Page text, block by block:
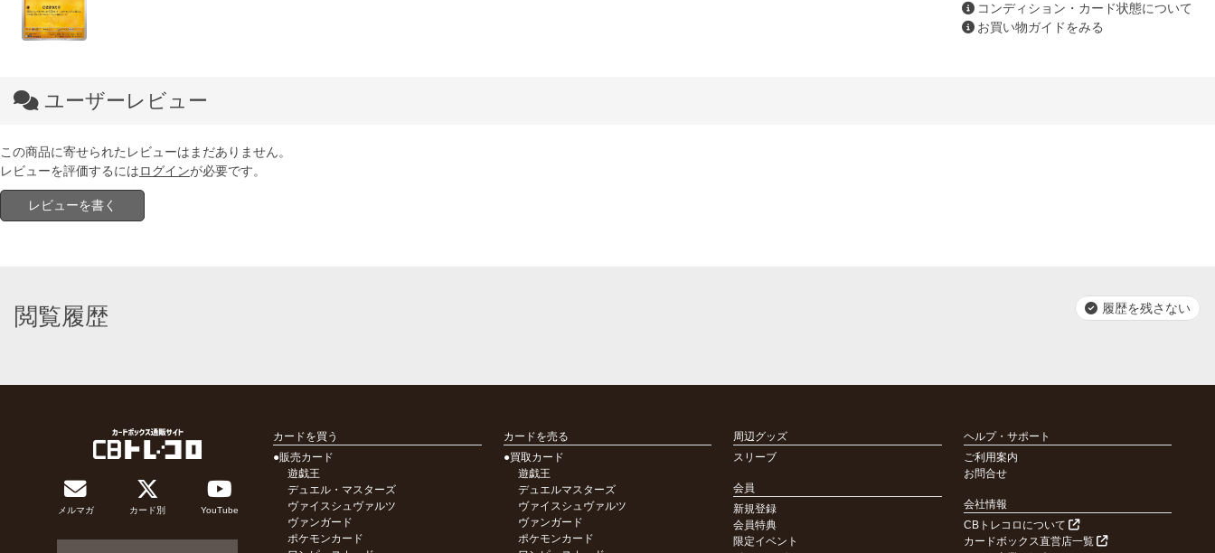
コンディション・カード状態について
お買い物ガイドをみる
ユーザーレビュー
この商品に寄せられたレビューはまだありません。
レビューを評価するにはログインが必要です。
レビューを書く
閲覧履歴 履歴を残さない
メルマガ カード別 YouTube
カードを買う
●販売カード
遊戯王
デュエル・マスターズ
ヴァイスシュヴァルツ
ヴァンガード
ポケモンカード
カードを売る
●買取カード
遊戯王
デュエルマスターズ
ヴァイスシュヴァルツ
ヴァンガード
ポケモンカード
周辺グッズ
スリーブ
会員
新規登録
会員特典
限定イベント
ヘルプ・サポート
ご利用案内
お問合せ
会社情報
CBトレコロについて
カードボックス直営店一覧